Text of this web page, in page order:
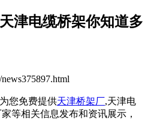
津电缆桥架你知道多
您免费提供天津桥架厂,天津电
等相关信息发布和资讯展示，